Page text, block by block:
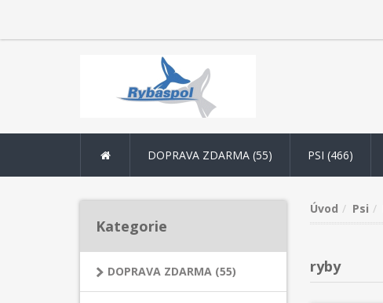
DOPRAVA ZDARMA (55) PSI (466)
Kategorie
DOPRAVA ZDARMA (55)
Úvod Psi
ryby